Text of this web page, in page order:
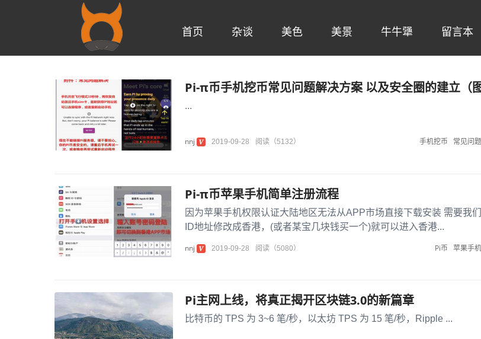
首页 杂谈 美色 美景 牛牛犟 留言本
Pi-π币手机挖币常见问题解决方案 以及安全圈的建立（图
...
手机挖币 常见问题
nnj 2019-09-28 阅读（5132）
Pi-π币苹果手机简单注册流程
因为苹果手机权限认证大陆地区无法从APP市场直接下载安装 需要我
ID地址修改成香港，(或者某宝几块钱买一个)就可以进入香港...
Pi币 苹果手机
nnj 2019-09-28 阅读（5080）
Pi主网上线，将真正揭开区块链3.0的新篇章
比特币的 TPS 为 3~6 笔/秒，以太坊 TPS 为 15 笔/秒，Ripple ...